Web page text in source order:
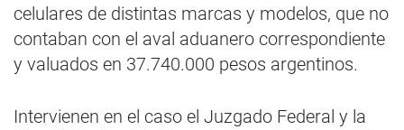
celulares de distintas marcas y modelos, que no
contaban con el aval aduanero correspondiente
y valuados en 37.740.000 pesos argentinos.
Intervienen en el caso el Juzgado Federal y la